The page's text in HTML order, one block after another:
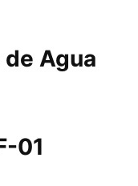
Agua
01